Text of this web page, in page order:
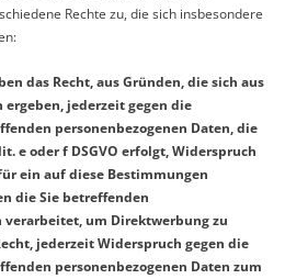
Rechte zu, die sich insbesondere
das Recht, aus Gründen, die sich aus
jederzeit gegen die
personenbezogenen Daten, die
e oder f DSGVO erfolgt, Widerspruch
ein auf diese Bestimmungen
die Sie betreffenden
verarbeitet, um Direktwerbung zu
jederzeit Widerspruch gegen die
personenbezogenen Daten zum